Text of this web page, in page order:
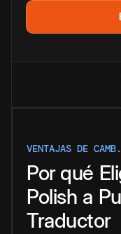
VENTAJAS DE
Por qué
Polish a
Traductor